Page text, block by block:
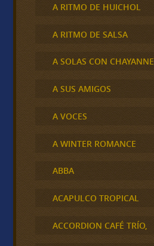
A RITMO DE HUICHOL
A RITMO DE SALSA
A SOLAS CON CHAYANNE
A SUS AMIGOS
A VOCES
A WINTER ROMANCE
ABBA
ACAPULCO TROPICAL
ACCORDION CAFÉ TRÍO,